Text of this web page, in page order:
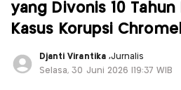
yang Divonis 10
Kasus Korupsi
Djanti Virantika ,Jurnalis
Selasa, 30 Juni 2026 |19:37 WIB